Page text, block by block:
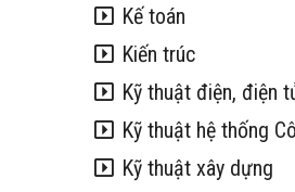
Kế toán
Kiến trúc
Kỹ thuật điện, điện
Kỹ thuật hệ thống
Kỹ thuật xây dựng